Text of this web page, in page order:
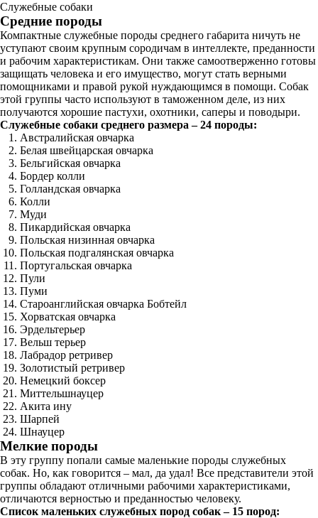
Служебные собаки
Средние породы
Компактные служебные породы среднего габарита ничуть не
уступают своим крупным сородичам в интеллекте, преданности
и рабочим характеристикам. Они также самоотверженно готовы
защищать человека и его имущество, могут стать верными
помощниками и правой рукой нуждающимся в помощи. Собак
этой группы часто используют в таможенном деле, из них
получаются хорошие пастухи, охотники, саперы и поводыри.
Служебные собаки среднего размера – 24 породы:
Австралийская овчарка
Белая швейцарская овчарка
Бельгийская овчарка
Бордер колли
Голландская овчарка
Колли
Муди
Пикардийская овчарка
Польская низинная овчарка
Польская подгалянская овчарка
Португальская овчарка
Пули
Пуми
Староанглийская овчарка Бобтейл
Хорватская овчарка
Эрдельтерьер
Вельш терьер
Лабрадор ретривер
Золотистый ретривер
Немецкий боксер
Миттельшнауцер
Акита ину
Шарпей
Шнауцер
Мелкие породы
В эту группу попали самые маленькие породы служебных
собак. Но, как говорится – мал, да удал! Все представители этой
группы обладают отличными рабочими характеристиками,
отличаются верностью и преданностью человеку.
Список маленьких служебных пород собак – 15 пород: